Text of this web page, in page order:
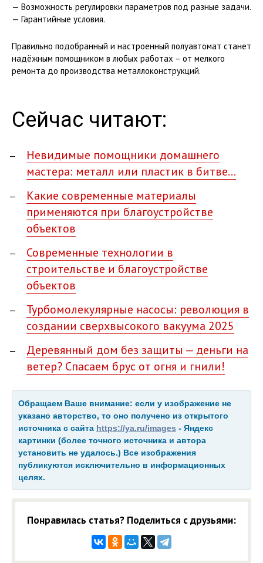
— Возможность регулировки параметров под разные задачи.
— Гарантийные условия.
Правильно подобранный и настроенный полуавтомат станет
надёжным помощником в любых работах – от мелкого
ремонта до производства металлоконструкций.
Сейчас читают:
Невидимые помощники домашнего
мастера: металл или пластик в битве…
Какие современные материалы
применяются при благоустройстве
объектов
Современные технологии в
строительстве и благоустройстве
объектов
Турбомолекулярные насосы: революция в
создании сверхвысокого вакуума 2025
Деревянный дом без защиты — деньги на
ветер? Спасаем брус от огня и гнили!
Обращаем Ваше внимание: если у изображение не
указано авторство, то оно получено из открытого
источника с сайта https://ya.ru/images - Яндекс
картинки (более точного источника и автора
установить не удалось.) Все изображения
публикуются исключительно в информационных
целях.
Понравилась статья? Поделиться с друзьями: